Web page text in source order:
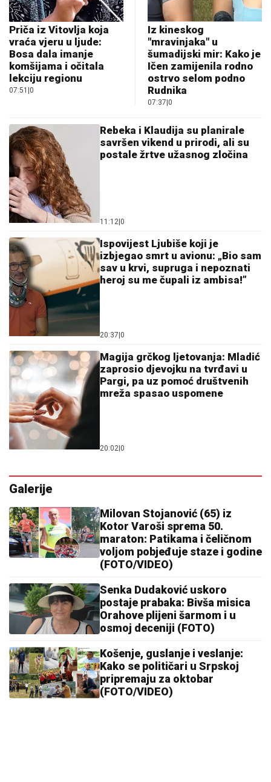
Priča iz Vitovlja koja
vraća vjeru u ljude:
Bosa dala imanje
komšijama i očitala
lekciju regionu
07:51 0
Iz kineskog
"mravinjaka" u
šumadijski mir: Kako je
Ičen zamijenila rodno
ostrvo selom podno
Rudnika
07:37 0
Rebeka i Klaudija su planirale
savršen vikend u prirodi, ali su
postale žrtve užasnog zločina
11:12 0
Ispovijest Ljubiše koji je
izbjegao smrt u avionu: „Bio sam
sav u krvi, supruga i nepoznati
heroj su me čupali iz ambisa!”
20:37 0
Magija grčkog ljetovanja: Mladić
zaprosio djevojku na tvrđavi u
Pargi, pa uz pomoć društvenih
mreža spasao uspomene
20:02 0
Galerije
Milovan Stojanović (65) iz
Kotor Varoši sprema 50.
maraton: Patikama i čeličnom
voljom pobjeđuje staze i godine
(FOTO/VIDEO)
Senka Dudaković uskoro
postaje prabaka: Bivša misica
Orahove plijeni šarmom i u
osmoj deceniji (FOTO)
Košenje, guslanje i veslanje:
Kako se političari u Srpskoj
pripremaju za oktobar
(FOTO/VIDEO)